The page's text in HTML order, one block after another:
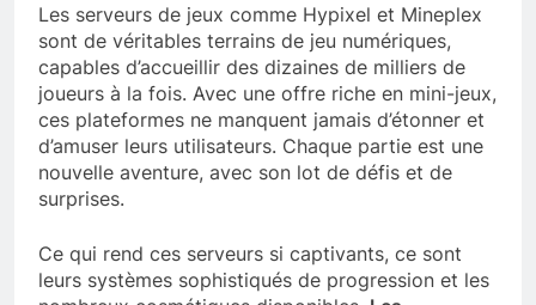
Les serveurs de jeux comme Hypixel et Mineplex
sont de véritables terrains de jeu numériques,
capables d’accueillir des dizaines de milliers de
joueurs à la fois. Avec une offre riche en mini-jeux,
ces plateformes ne manquent jamais d’étonner et
d’amuser leurs utilisateurs. Chaque partie est une
nouvelle aventure, avec son lot de défis et de
surprises.
Ce qui rend ces serveurs si captivants, ce sont
leurs systèmes sophistiqués de progression et les